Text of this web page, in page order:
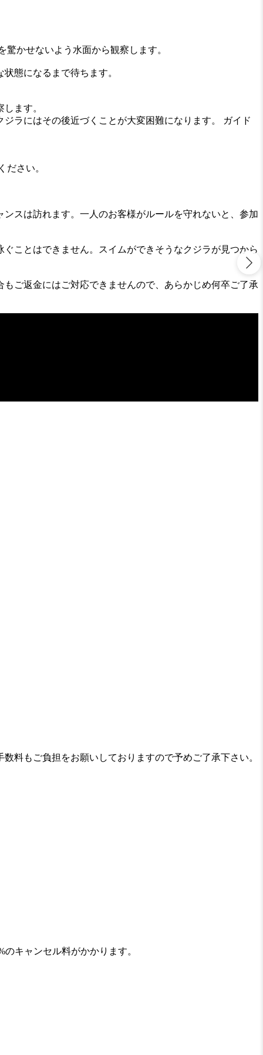
かせないよう水面から観察します。
態になるまで待ちます。
ます。
ラにはその後近づくことが大変困難になります。 ガイド
ださい。
スは訪れます。一人のお客様がルールを守れないと、参加
ことはできません。スイムができそうなクジラが見つから
ご返金にはご対応できませんので、あらかじめ何卒ご了承
料もご負担をお願いしておりますので予めご了承下さい。
キャンセル料がかかります。